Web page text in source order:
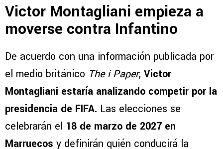
Victor Montagliani empieza a
moverse contra Infantino
De acuerdo con una información publicada por
el medio británico The i Paper, Victor
Montagliani estaría analizando competir por la
presidencia de FIFA. Las elecciones se
celebrarán el 18 de marzo de 2027 en
Marruecos y definirán quién conducirá la